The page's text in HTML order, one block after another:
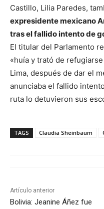
Castillo, Lilia Paredes,
expresidente mexicano
tras el fallido intento de
El titular del Parlamento
«huía y trató de
Lima, después de dar el
anunciaba el fallido
ruta lo detuvieron sus
TAGS Claudia Sheinbaum
Artículo anterior
Bolivia: Jeanine Áñez fue